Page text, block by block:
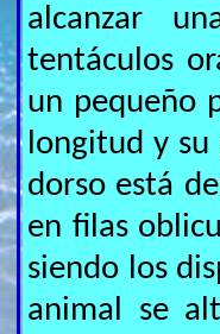
alcanzar
tentáculos
un pequeño
longitud y su
dorso está
en filas
siendo los
animal se